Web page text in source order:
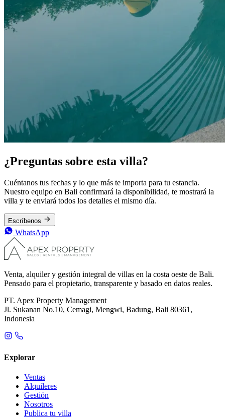
¿Preguntas sobre esta villa?
Cuéntanos tus fechas y lo que más te importa para tu estancia.
Nuestro equipo en Bali confirmará la disponibilidad, te mostrará la
villa y te enviará todos los detalles el mismo día.
Escríbenos
WhatsApp
Venta, alquiler y gestión integral de villas en la costa oeste de Bali.
Pensado para el propietario, transparente y basado en datos reales.
PT. Apex Property Management
Jl. Sukanan No.10, Cemagi, Mengwi, Badung, Bali 80361,
Indonesia
Explorar
Ventas
Alquileres
Gestión
Nosotros
Publica tu villa